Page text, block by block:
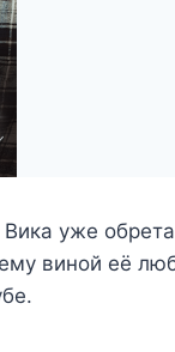
уже
виной её